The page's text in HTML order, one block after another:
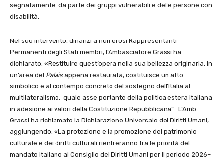
segnatamente da parte dei gruppi vulnerabili e delle persone con
disabilità.
Nel suo intervento, dinanzi a numerosi Rappresentanti
Permanenti degli Stati membri, l’Ambasciatore Grassi ha
dichiarato: «Restituire quest’opera nella sua bellezza originaria, in
un’area del Palais appena restaurata, costituisce un atto
simbolico e al contempo concreto del sostegno dell’Italia al
multilateralismo, quale asse portante della politica estera italiana
in adesione ai valori della Costituzione Repubblicana” . L’Amb.
Grassi ha richiamato la Dichiarazione Universale dei Diritti Umani,
aggiungendo: «La protezione e la promozione del patrimonio
culturale e dei diritti culturali rientreranno tra le priorità del
mandato italiano al Consiglio dei Diritti Umani per il periodo 2026–